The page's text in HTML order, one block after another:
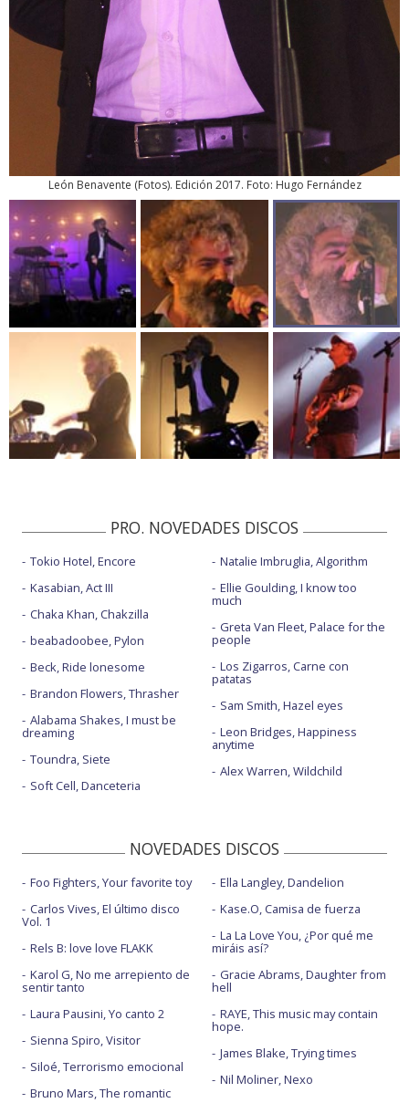
León Benavente (Fotos). Edición 2017. Foto: Hugo Fernández
PRO. NOVEDADES DISCOS
Tokio Hotel, Encore
Kasabian, Act III
Chaka Khan, Chakzilla
beabadoobee, Pylon
Beck, Ride lonesome
Brandon Flowers, Thrasher
Alabama Shakes, I must be
dreaming
Toundra, Siete
Soft Cell, Danceteria
Natalie Imbruglia, Algorithm
Ellie Goulding, I know too
much
Greta Van Fleet, Palace for the
people
Los Zigarros, Carne con
patatas
Sam Smith, Hazel eyes
Leon Bridges, Happiness
anytime
Alex Warren, Wildchild
NOVEDADES DISCOS
Foo Fighters, Your favorite toy
Carlos Vives, El último disco
Vol. 1
Rels B: love love FLAKK
Karol G, No me arrepiento de
sentir tanto
Laura Pausini, Yo canto 2
Sienna Spiro, Visitor
Siloé, Terrorismo emocional
Bruno Mars, The romantic
Ella Langley, Dandelion
Kase.O, Camisa de fuerza
La La Love You, ¿Por qué me
miráis así?
Gracie Abrams, Daughter from
hell
RAYE, This music may contain
hope.
James Blake, Trying times
Nil Moliner, Nexo